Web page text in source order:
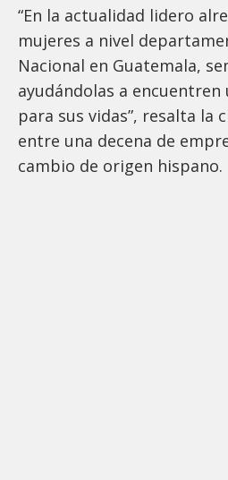
“En la actualidad lidero
mujeres a nivel
Nacional en Guatemala,
ayudándolas a encuentren
para sus vidas”, resalta la
entre una decena de
cambio de origen hispano.